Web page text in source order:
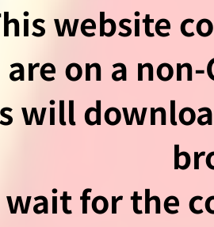
website
on a
will
wait for the